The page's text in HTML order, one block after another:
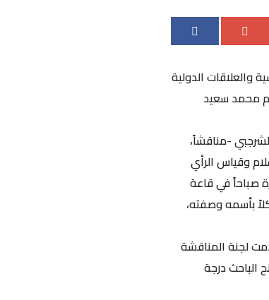
في الدبلوماسية والعلاقات الدولية
محمد سعيد
-مناقشاً،
وقياس الرأي
صباحاً في قاعة
بأسمه وصفته،
لجنة المناقشة
الباحث درجة